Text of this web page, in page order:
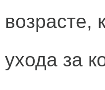
возрасте,
ухода за